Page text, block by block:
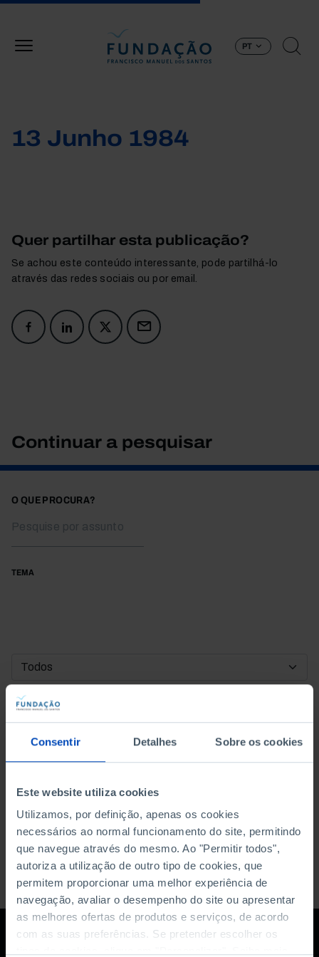
Consentir Detalhes Sobre os cookies
Este website utiliza cookies
Utilizamos, por definição, apenas os cookies
necessários ao normal funcionamento do site, permitindo
que navegue através do mesmo. Ao "Permitir todos",
autoriza a utilização de outro tipo de cookies, que
permitem proporcionar uma melhor experiência de
navegação, avaliar o desempenho do site ou apresentar
as melhores ofertas de produtos e serviços, de acordo
com as suas preferências. Se pretender escolher os
PT
13 Junho 1984
Quer partilhar esta publicação?
Se achou este conteúdo interessante, pode partilhá-lo
através das redes sociais ou por email.
Continuar a pesquisar
O QUE PROCURA?
TEMA
DATA DE INÍCIO
DATA DE FIM